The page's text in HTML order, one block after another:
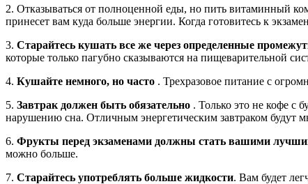
2. Отказываться от полноценной еды, но пить витаминный
принесет вам куда больше энергии. Когда готовитесь к
3. Старайтесь кушать все же через определенные
которые только пагубно сказываются на пищеварительной
4. Кушайте немного, но часто . Трехразовое питание с
5. Завтрак должен быть обязательно . Только это не кофе с
нарушению сна. Отличным энергетическим завтраком будут
6. Фрукты перед экзаменами должны стать вашими
можно больше.
7. Старайтесь употреблять больше жидкости. Вам будет